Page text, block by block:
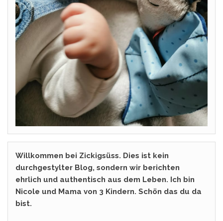
Willkommen bei Zickigsüss. Dies ist kein
durchgestylter Blog, sondern wir berichten
ehrlich und authentisch aus dem Leben. Ich bin
Nicole und Mama von 3 Kindern. Schön das du da
bist.